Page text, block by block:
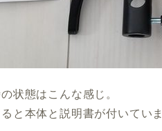
状態はこんな感じ。
と本体と説明書が付いてい